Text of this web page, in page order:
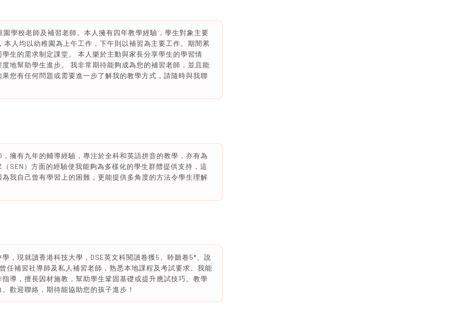
學校老師及補習老師。本人擁有四年教學經驗，學生對象主要
本人均以幼稚園為上午工作，下午則以補習為主要工作。期間累
生的需求制定課堂。 本人樂於主動與家長分享學生的學習情
地幫助學生進步。 我非常期待能夠成為您的補習老師，並且能
您有任何問題或需要進一步了解我的教學方式，請隨時與我聯
擁有九年的輔導經驗，專注於全科和英語拼音的教學，亦有為
SEN）方面的經驗使我能夠為多樣化的學生群體提供支持，這
我自己曾有學習上的困難，更能提供多角度的方法令學生理解
，現就讀香港科技大學，DSE英文科閱讀卷獲5、聆聽卷5*、說
任補習社導師及私人補習老師，熟悉本地課程及考試要求。我能
導，擅長因材施教，幫助學生鞏固基礎或提升應試技巧。教學
歡迎聯絡，期待能協助您的孩子進步！